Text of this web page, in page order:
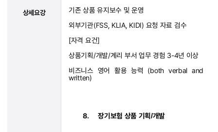
상세요강
기존 상품 유지보수 및 운영
외부기관(FSS, KLIA, KIDI) 요청 자료 검수
[자격 요건]
상품기획/개발/계리 부서 업무 경험 3-4년 이상
비즈니스 영어 활용 능력 (both verbal and
written)
8. 장기보험 상품 기획/개발